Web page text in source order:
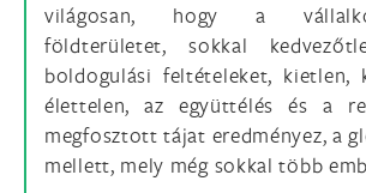
világosan, hogy a
földterületet, sokkal
boldogulási feltételeket, kietlen,
élettelen, az együttélés és a
megfosztott tájat eredményez, a
mellett, mely még sokkal több